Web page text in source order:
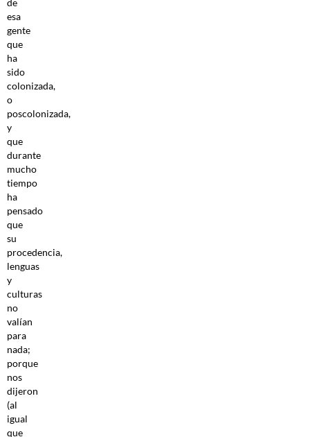
de
esa
gente
que
ha
sido
colonizada,
o
poscolonizada,
y
que
durante
mucho
tiempo
ha
pensado
que
su
procedencia,
lenguas
y
culturas
no
valían
para
nada;
porque
nos
dijeron
(al
igual
que